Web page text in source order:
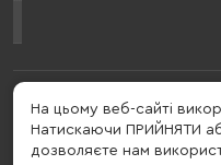
Gelius - український бренд,
гаджетів та мобільних
- це набагато більше ніж
собі драйв, радість, швидкість,
На цьому веб-сайті
Натискаючи ПРИЙНЯТИ
дозволяєте нам